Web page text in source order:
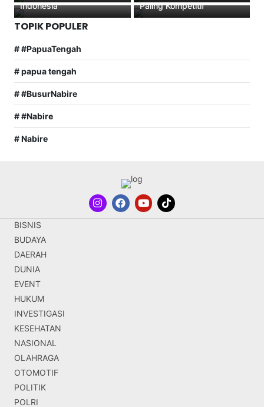
Indonesia
Paling Kompetitif
TOPIK POPULER
# #PapuaTengah
# papua tengah
# #BusurNabire
# #Nabire
# Nabire
BISNIS
BUDAYA
DAERAH
DUNIA
EVENT
HUKUM
INVESTIGASI
KESEHATAN
NASIONAL
OLAHRAGA
OTOMOTIF
POLITIK
POLRI